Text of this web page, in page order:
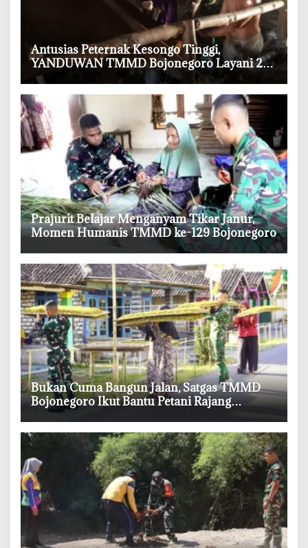
‎Antusias Peternak Kesongo Tinggi,
YANDUWAN TMMD Bojonegoro Layani 278
Ternak
‎Prajurit Belajar Menganyam Tikar Janur,
Momen Humanis TMMD ke-129 Bojonegoro
‎Bukan Cuma Bangun Jalan, Satgas TMMD
Bojonegoro Ikut Bantu Petani Rajang
Tembakau